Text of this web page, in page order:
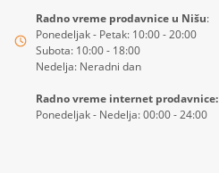
Radno vreme prodavnice u Nišu:
Ponedeljak - Petak: 10:00 - 20:00
Subota: 10:00 - 18:00
Nedelja: Neradni dan
Radno vreme internet prodavnice:
Ponedeljak - Nedelja: 00:00 - 24:00